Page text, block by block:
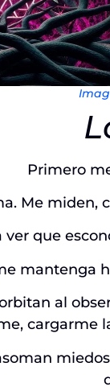
Primero
Me
ver que
mantenga
al
cargarme